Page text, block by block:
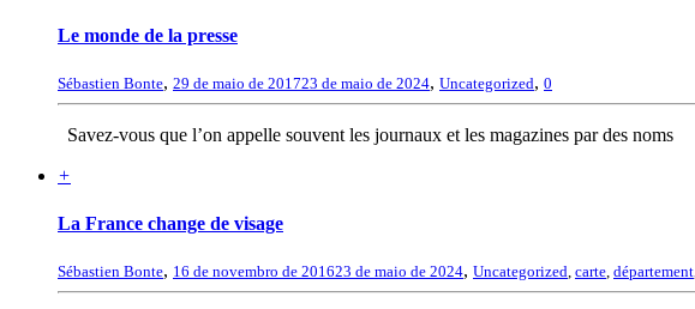
Le monde de la presse
Sébastien Bonte, 29 de maio de 201723 de maio de 2024, Uncategorized, 0
Savez-vous que l’on appelle souvent les journaux et les magazines par des noms
+
La France change de visage
Sébastien Bonte, 16 de novembro de 201623 de maio de 2024, Uncategorized carte département